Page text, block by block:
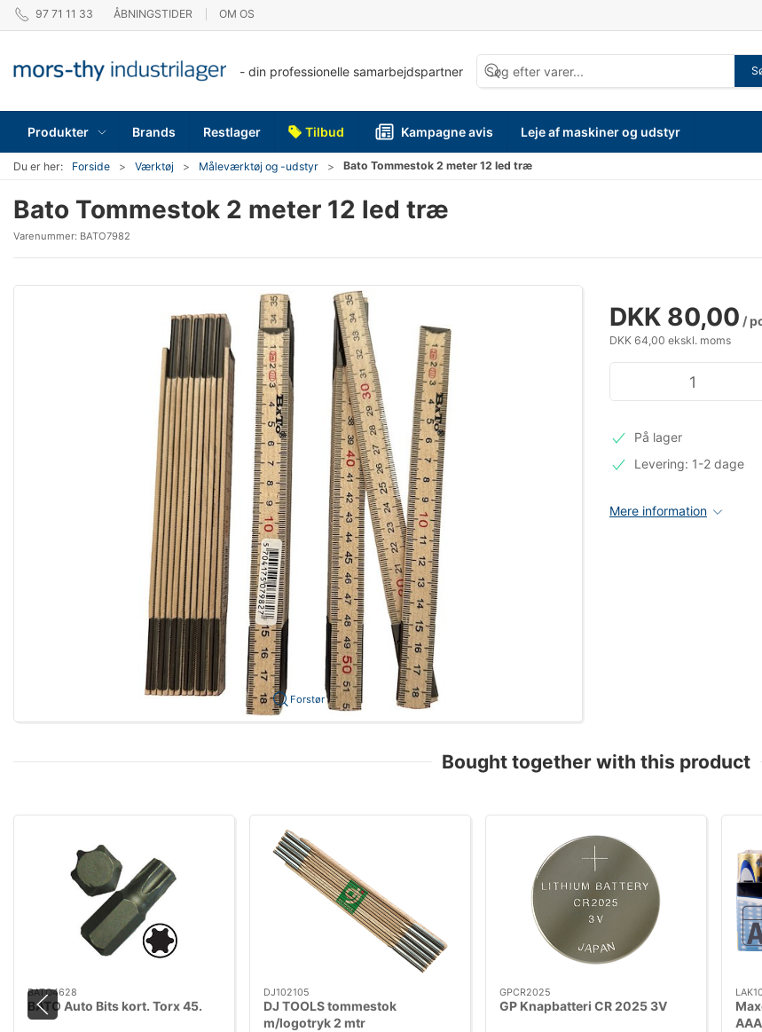
97 71 11 33 ÅBNINGSTIDER OM OS
- din professionelle samarbejdspartner
Produkter Brands Restlager Tilbud Kampagne avis Leje af maskiner og udstyr
Du er her: Forside Værktøj Måleværktøj og -udstyr Bato Tommestok 2 meter 12 led træ
Bato Tommestok 2 meter 12 led træ
Varenummer: BATO7982
Forstør
DKK 80,00 /
DKK 64,00 ekskl. moms
På lager
Levering: 1-2 dage
Mere information
Bought together with this product
BATO4628
BATO Auto Bits kort. Torx 45.
DJ102105
DJ TOOLS tommestok
m/logotryk 2 mtr
GPCR2025
GP Knapbatteri CR 2025 3V